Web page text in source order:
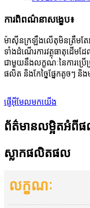
ការពិពណ៌នាសង្ខេប៖
ម៉ាស៊ីនក្រឡឹងលើតុមិនត្រឹមតែ
ទាំងដំណើរការវត្ថុធាតុដើម
ជាមួយនឹងលក្ខណៈនៃការប្រ
ផលិត និងកែច្នៃផ្នែកតូចៗ និង
ផ្ញើអ៊ីមែលមកយើង
ព័ត៌មានលម្អិតអំពី
ស្លាកផលិតផល
លក្ខណៈ